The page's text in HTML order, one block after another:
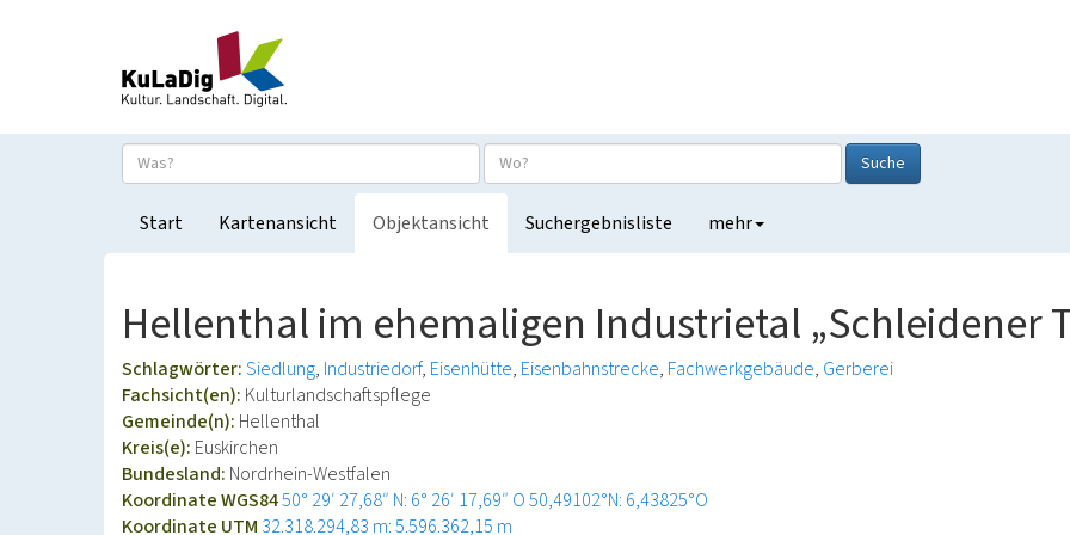
Suche
Start Kartenansicht Objektansicht Suchergebnisliste mehr
Hellenthal im ehemaligen Industrietal „Schleidener
Schlagwörter:Siedlung Industriedorf Eisenhütte Eisenbahnstrecke Fachwerkgebäude Gerberei
Fachsicht(en): Kulturlandschaftspflege
Gemeinde(n): Hellenthal
Kreis(e): Euskirchen
Bundesland: Nordrhein-Westfalen
Koordinate WGS8450° 29′ 27,68″ N: 6° 26′ 17,69″ O50,49102°N: 6,43825°O
Koordinate UTM 32.318.294,83 m: 5.596.362,15 m